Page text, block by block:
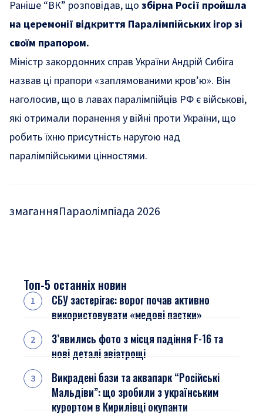
Раніше “ВК” розповідав, що збірна Росії пройшла
на церемонії відкриття Паралімпійських ігор зі
своїм прапором.
Міністр закордонних справ України Андрій Сибіга
назвав ці прапори «заплямованими кров’ю». Він
наголосив, що в лавах паралімпійців РФ є військові,
які отримали поранення у війні проти України, що
робить їхню присутність наругою над
паралімпійськими цінностями.
змаганняПараолімпіада 2026
Топ-5 останніх новин
СБУ застерігає: ворог почав активно
використовувати «медові пастки»
З’явились фото з місця падіння F-16 та
нові деталі авіатрощі
Викрадені бази та аквапарк “Російські
Мальдіви”: що зробили з українським
курортом в Кирилівці окупанти